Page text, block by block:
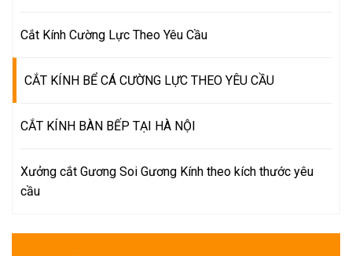
Cắt Kính Cường Lực Theo Yêu Cầu
CẮT KÍNH BỂ CÁ CƯỜNG LỰC THEO YÊU CẦU
CẮT KÍNH BÀN BẾP TẠI HÀ NỘI
Xưởng cắt Gương Soi Gương Kính theo kích thước yêu
cầu